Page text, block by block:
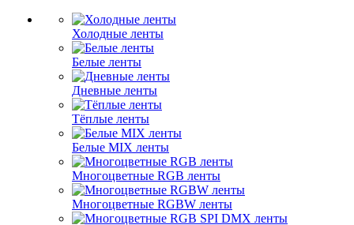
Холодные ленты
Белые ленты
Дневные ленты
Тёплые ленты
Белые MIX ленты
Многоцветные RGB ленты
Многоцветные RGBW ленты